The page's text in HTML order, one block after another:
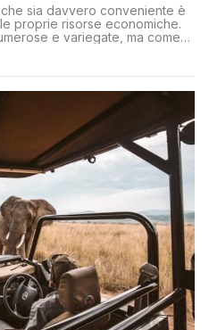
sia davvero conveniente è
proprie risorse economiche.
e variegate, ma come
proprie esigenze senza